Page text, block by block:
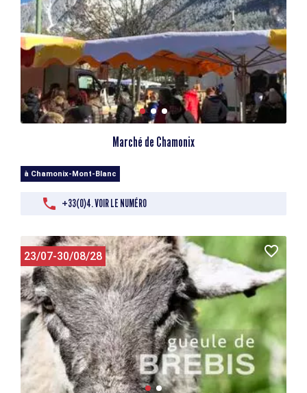
Marché de Chamonix
à Chamonix-Mont-Blanc
+33(0)4. VOIR LE NUMÉRO
23/07-30/08/28